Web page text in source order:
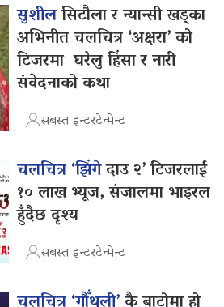
सुशीलसिटौला र न्यान्सी खड्का
अभिनीत चलचित्र ‘अक्षरा’ को
टिजरमा घरेलु हिंसा र नारी
संवेदनाको कथा
सबस्त इन्टरटेन्मेन्ट
चलचित्र ‘झिंगेदाउ २’ टिजरलाई
१० लाख भ्यूज, संजालमा भाइरल
हुँदैछ दृश्य
सबस्त इन्टरटेन्मेन्ट